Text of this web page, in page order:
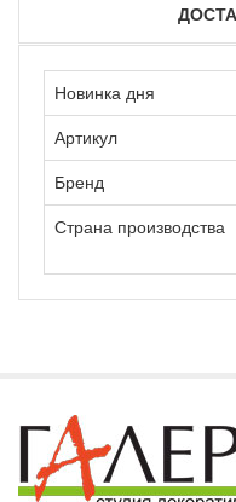
Новинка дня
Артикул
Бренд
Страна производства